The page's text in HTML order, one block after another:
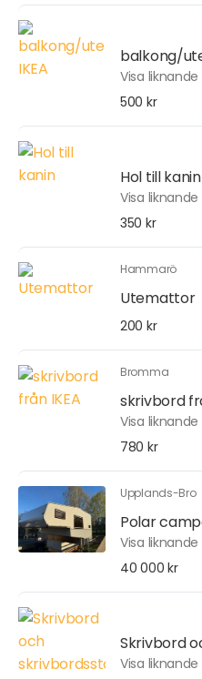
balkong/
Visa liknande
500 kr
Hol till kanin
Visa liknande
350 kr
Hammarö
Utemattor
200 kr
Bromma
skrivbord
Visa liknande
780 kr
Upplands-Bro
Polar
Visa liknande
40 000 kr
Skrivbord
Visa liknande